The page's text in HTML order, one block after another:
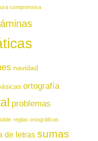
comprensiva
láminas
navidad
ortografía
problemas
reglas ortográficas
de letras sumas